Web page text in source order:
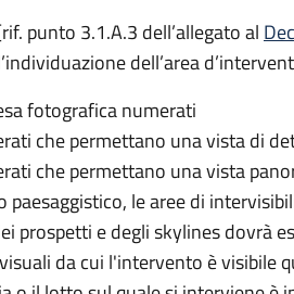
punto 3.1.A.3 dell’allegato al
dell’area
fotografica numerati
che permettano una vista di
che permettano una vista
le aree di
prospetti e degli skylines dovrà
da cui l'intervento è visibile